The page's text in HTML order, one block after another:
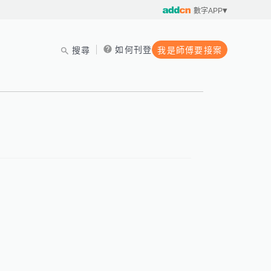
數字APP
搜尋 如何刊登 我是師傅要接案